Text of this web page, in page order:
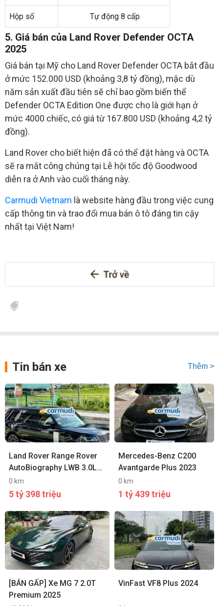
Hộp số Tự động 8 cấp
5. Giá bán của Land Rover Defender OCTA
2025
Giá bán tại Mỹ cho Land Rover Defender OCTA bắt đầu
ở mức 152.000 USD (khoảng 3,8 tỷ đồng), mặc dù
năm sản xuất đầu tiên sẽ chỉ bao gồm biến thể
Defender OCTA Edition One được cho là giới hạn ở
mức 4000 chiếc, có giá từ 167.800 USD (khoảng 4,2 tỷ
đồng).
Land Rover cho biết hiện đã có thể đặt hàng và OCTA
sẽ ra mắt công chúng tại Lễ hội tốc độ Goodwood
diễn ra ở Anh vào cuối tháng này.
Carmudi Vietnam là website hàng đầu trong việc cung
cấp thông tin và trao đổi mua bán ô tô đáng tin cậy
nhất tại Việt Nam!
Tin bán xe Thêm >
Land Rover Range Rover
AutoBiography LWB 3.0L
2021
0 km
5 tỷ 398 triệu
Mercedes-Benz C200
Avantgarde Plus 2023
0 km
1 tỷ 439 triệu
[BÁN GẤP] Xe MG 7 2.0T
Premium 2025
VinFast VF8 Plus 2024